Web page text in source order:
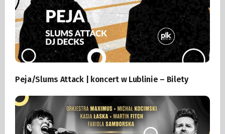
Peja/Slums Attack | koncert w Lublinie – Bilety